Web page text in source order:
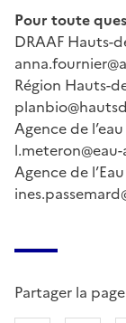
Pour toute
DRAAF Hauts-
Région Hauts-
Agence de
Agence de
Partager la page